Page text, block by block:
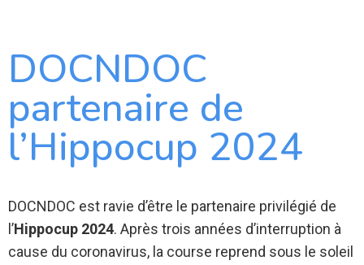
DOCNDOC
partenaire de
l’Hippocup 2024
DOCNDOC est ravie d’être le partenaire privilégié de
l’Hippocup 2024. Après trois années d’interruption à
cause du coronavirus, la course reprend sous le soleil